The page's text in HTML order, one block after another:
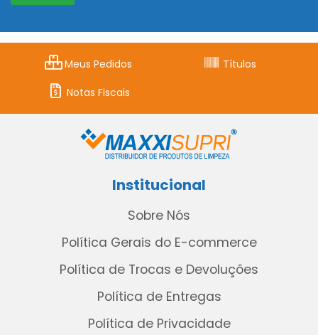
Meus Pedidos
Títulos
Notas Fiscais
Institucional
Sobre Nós
Política Gerais do E-commerce
Política de Trocas e Devoluções
Política de Entregas
Política de Privacidade